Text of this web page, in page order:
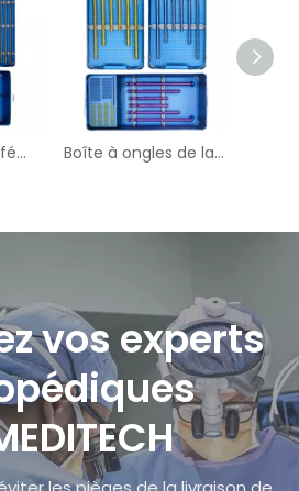
Reconstruction fémorale Boîte à ongles intramédullaire Boîte à ongles de la cheville de fusion d'arrière-pied
vos experts